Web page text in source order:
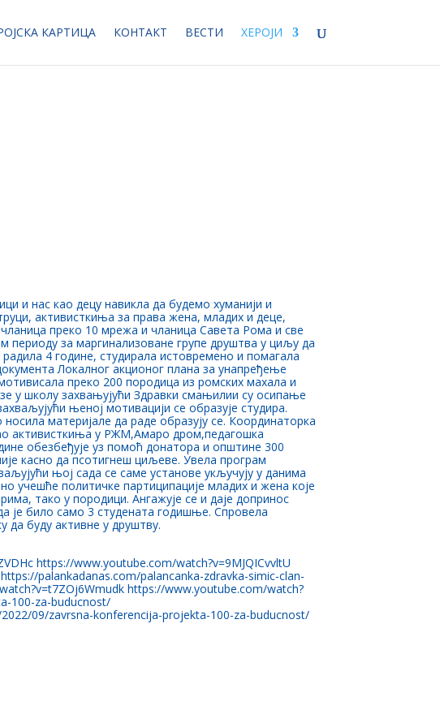
КАРТИЦА КОНТАКТ ВЕСТИ ХЕРОЈИ
и нас као децу навикла да будемо хуманији и
активисткиња за права жена, младих и деце,
преко 10 мрежа и чланица Савета Рома и све
периоду за маргинализоване групе друштва у циљу да
4 године, студирала истовремено и помагала
Локалног акционог плана за унапређење
преко 200 породица из ромских махала и
у школу захвањујући Здравки смањилии су осипање
њеној мотивацији се образује студира.
материјале да раде образују се. Координаторка
активисткиња у РЖМ,Амаро дром,педагошка
обезбеђује уз помоћ донатора и општине 300
касно да псотигнеш циљеве. Увела програм
њој сада се саме установе укључују у данима
учешће политичке партиципације младих и жена које
тако у породици. Ангажује се и даје допринос
је било само 3 студената годишње. Спровела
да буду активне у друштву.
https://www.youtube.com/watch?v=9MJQICvvltU
palankadanas.com/palancanka-zdravka-simic-clan-
https://www.youtube.com/watch?
100-za-buducnost/
09/zavrsna-konferencija-projekta-100-za-buducnost/